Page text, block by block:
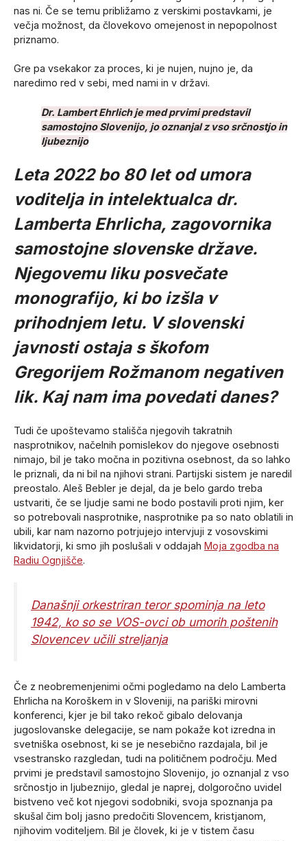
nas ni. Če se temu približamo z verskimi postavkami, je
večja možnost, da človekovo omejenost in nepopolnost
priznamo.
Gre pa vsekakor za proces, ki je nujen, nujno je, da
naredimo red v sebi, med nami in v državi.
Dr. Lambert Ehrlich je med prvimi predstavil
samostojno Slovenijo, jo oznanjal z vso srčnostjo in
ljubeznijo
Leta 2022 bo 80 let od umora
voditelja in intelektualca dr.
Lamberta Ehrlicha, zagovornika
samostojne slovenske države.
Njegovemu liku posvečate
monografijo, ki bo izšla v
prihodnjem letu. V slovenski
javnosti ostaja s škofom
Gregorijem Rožmanom negativen
lik. Kaj nam ima povedati danes?
Tudi če upoštevamo stališča njegovih takratnih
nasprotnikov, načelnih pomislekov do njegove osebnosti
nimajo, bil je tako močna in pozitivna osebnost, da so lahko
le priznali, da ni bil na njihovi strani. Partijski sistem je naredil
preostalo. Aleš Bebler je dejal, da je belo gardo treba
ustvariti, če se ljudje sami ne bodo postavili proti njim, ker
so potrebovali nasprotnike, nasprotnike pa so nato oblatili in
ubili, kar nam nazorno potrjujejo intervjuji z vosovskimi
likvidatorji, ki smo jih poslušali v oddajah Moja zgodba na
Radiu Ognjišče.
Današnji orkestriran teror spominja na leto
1942, ko so se VOS-ovci ob umorih poštenih
Slovencev učili streljanja
Če z neobremenjenimi očmi pogledamo na delo Lamberta
Ehrlicha na Koroškem in v Sloveniji, na pariški mirovni
konferenci, kjer je bil tako rekoč gibalo delovanja
jugoslovanske delegacije, se nam pokaže kot izredna in
svetniška osebnost, ki se je nesebično razdajala, bil je
vsestransko razgledan, tudi na političnem področju. Med
prvimi je predstavil samostojno Slovenijo, jo oznanjal z vso
srčnostjo in ljubeznijo, gledal je naprej, dolgoročno uvidel
bistveno več kot njegovi sodobniki, svoja spoznanja pa
skušal čim bolj jasno predočiti Slovencem, kristjanom,
njihovim voditeljem. Bil je človek, ki je v tistem času